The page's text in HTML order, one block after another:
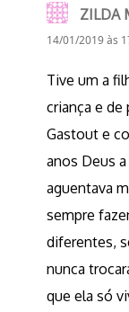
ZILDA
14/01/2019 às
Tive um a
criança e de
Gastout e
anos Deus
aguentava
sempre
diferentes,
nunca
que ela só